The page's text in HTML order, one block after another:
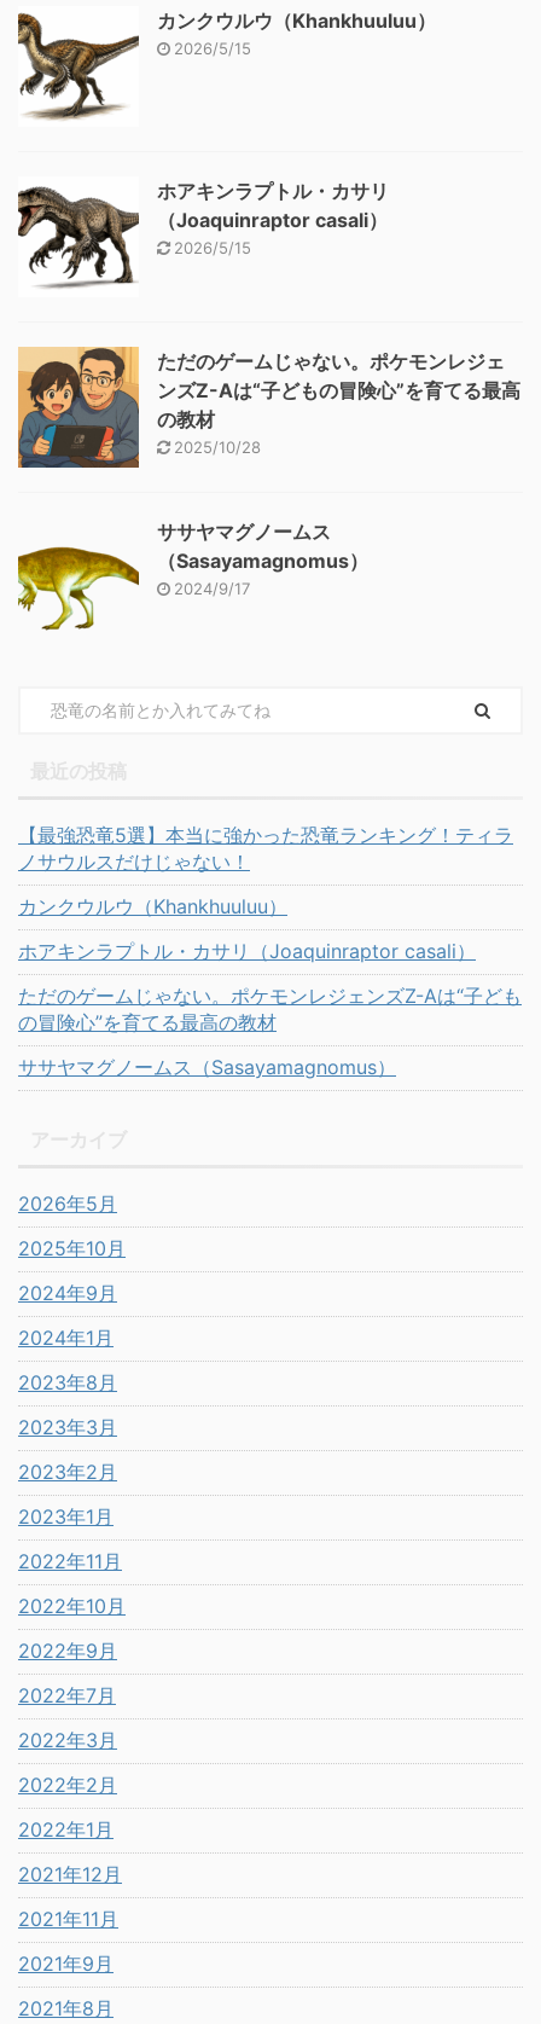
カンクウルウ（Khankhuuluu）
2026/5/15
ホアキンラプトル・カサリ
（Joaquinraptor casali）
2026/5/15
ただのゲームじゃない。ポケモンレジェ
ンズZ-Aは“子どもの冒険心”を育てる最高
の教材
2025/10/28
ササヤマグノームス
（Sasayamagnomus）
2024/9/17
【最強恐竜5選】本当に強かった恐竜ランキング！ティラ
ノサウルスだけじゃない！
カンクウルウ（Khankhuuluu）
ホアキンラプトル・カサリ（Joaquinraptor casali）
ただのゲームじゃない。ポケモンレジェンズZ-Aは“子ども
の冒険心”を育てる最高の教材
ササヤマグノームス（Sasayamagnomus）
2026年5月
2025年10月
2024年9月
2024年1月
2023年8月
2023年3月
2023年2月
2023年1月
2022年11月
2022年10月
2022年9月
2022年7月
2022年3月
2022年2月
2022年1月
2021年12月
2021年11月
2021年9月
2021年8月